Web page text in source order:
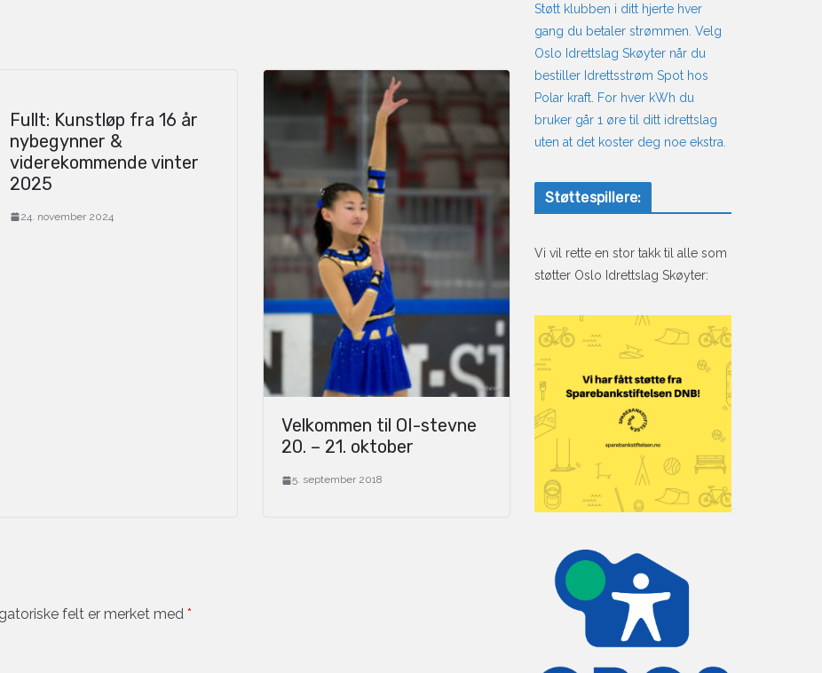
Fullt: Kunstløp fra 16 år
nybegynner &
viderekommende vinter
2025
24. november 2024
Velkommen til OI-stevne
20. – 21. oktober
5. september 2018
felt er merket med *
Støtt klubben i ditt hjerte hver
gang du betaler strømmen. Velg
Oslo Idrettslag Skøyter når du
bestiller Idrettsstrøm Spot hos
Polar kraft. For hver kWh du
bruker går 1 øre til ditt idrettslag
uten at det koster deg noe ekstra.
Støttespillere:
Vi vil rette en stor takk til alle som
støtter Oslo Idrettslag Skøyter: